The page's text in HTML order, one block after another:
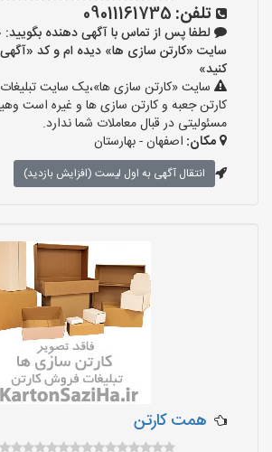
تلفن: 09011161735
لطفا پس از تماس با آگهی دهنده بگویید:
کنید»
سایت «کارتن سازی ها»،یک سایت
کارتن جعبه و کارتن سازی ها و غیره است
مسئولیتی در قبال معاملات شما ندارد.
مکان: اصفهان - بهارستان
انتقال آگهی به اول لیست (افزایش بازدید)
همت کارتن